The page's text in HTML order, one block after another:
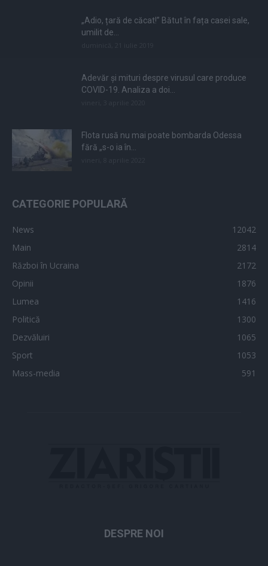
„Adio, țară de căcat!” Bătut în fața casei sale,
umilit de...
Adevăr și mituri despre virusul care produce
COVID-19. Analiza a doi...
Flota rusă nu mai poate bombarda Odessa
fără „s-o ia în...
CATEGORIE POPULARĂ
News
12042
Main
2814
Război în Ucraina
2172
Opinii
1876
Lumea
1416
Politică
1300
Dezvăluiri
1065
Sport
1053
Mass-media
591
DESPRE NOI